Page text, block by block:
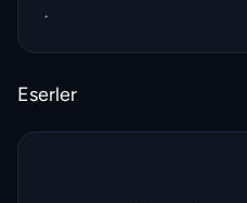
.
Eserler